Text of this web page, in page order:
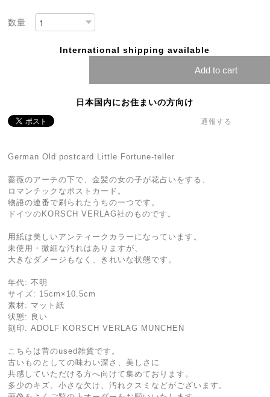
数量
International shipping available
Add to cart
日本国内にお住まいの方向け
通報する
German Old postcard Little Fortune-teller
薔薇のアーチの下で、金髪の女の子が花占いをする、
ロマンチックなポストカード。
物語の連番で刷られたうちの一つです。
ドイツのKORSCH VERLAG社のものです。
用紙は美しいアンティークカラーになっています。
未使用・微細な汚れはありますが、
大きなダメージもなく、きれいな状態です。
年代: 不明
サイズ: 15cm×10.5cm
素材: マット紙
状態: 良い
刻印: ADOLF KORSCH VERLAG MUNCHEN
こちらは昔のused雑貨です。
古いものとしての味わい深さ、美しさに
共感していただける方へ向けて集めております。
多少のキズ、小さな欠け、汚れクスミなどがございます。